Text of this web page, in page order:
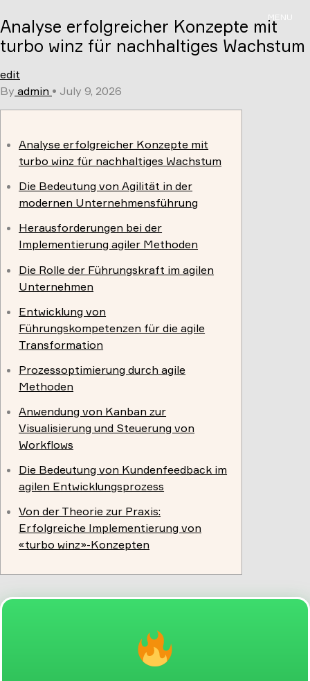
to
content
MENU
Analyse erfolgreicher Konzepte mit
turbo winz für nachhaltiges Wachstum
edit
By admin • July 9, 2026
Analyse erfolgreicher Konzepte mit
turbo winz für nachhaltiges Wachstum
Die Bedeutung von Agilität in der
modernen Unternehmensführung
Herausforderungen bei der
Implementierung agiler Methoden
Die Rolle der Führungskraft im agilen
Unternehmen
Entwicklung von
Führungskompetenzen für die agile
Transformation
Prozessoptimierung durch agile
Methoden
Anwendung von Kanban zur
Visualisierung und Steuerung von
Workflows
Die Bedeutung von Kundenfeedback im
agilen Entwicklungsprozess
Von der Theorie zur Praxis:
Erfolgreiche Implementierung von
«turbo winz»-Konzepten